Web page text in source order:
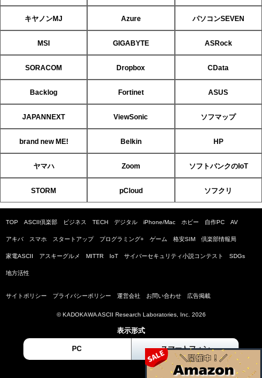
キヤノンMJ Azure パソコンSEVEN
MSI GIGABYTE ASRock
SORACOM Dropbox CData
Backlog Fortinet ASUS
JAPANNEXT ViewSonic ソフマップ
brand new ME! Belkin HP
ヤマハ Zoom ソフトバンクのIoT
STORM pCloud ソフクリ
TOP ASCII倶楽部 ビジネス TECH デジタル iPhone/Mac ホビー 自作PC AV
アキバ スマホ スタートアップ プログラミング+ ゲーム 格安SIM 倶楽部情報局
家電ASCII アスキーグルメ MITTR IoT サイバーセキュリティ小説コンテスト SDGs
地方活性
サイトポリシー プライバシーポリシー 運営会社 お問い合わせ 広告掲載
© KADOKAWA ASCII Research Laboratories, Inc. 2026
表示形式
PC スマートフォン